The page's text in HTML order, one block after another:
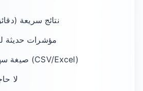
نتائج سريعة
مؤشرات حديثة
صيغة سهلة الاستخدام (CSV/Excel)
لا